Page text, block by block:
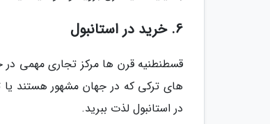
6. خرید در استانبول
قسطنطنیه قرن ها مرکز تجاری مهمی
های ترکی که در جهان مشهور هستند یا
در استانبول لذت ببرید.